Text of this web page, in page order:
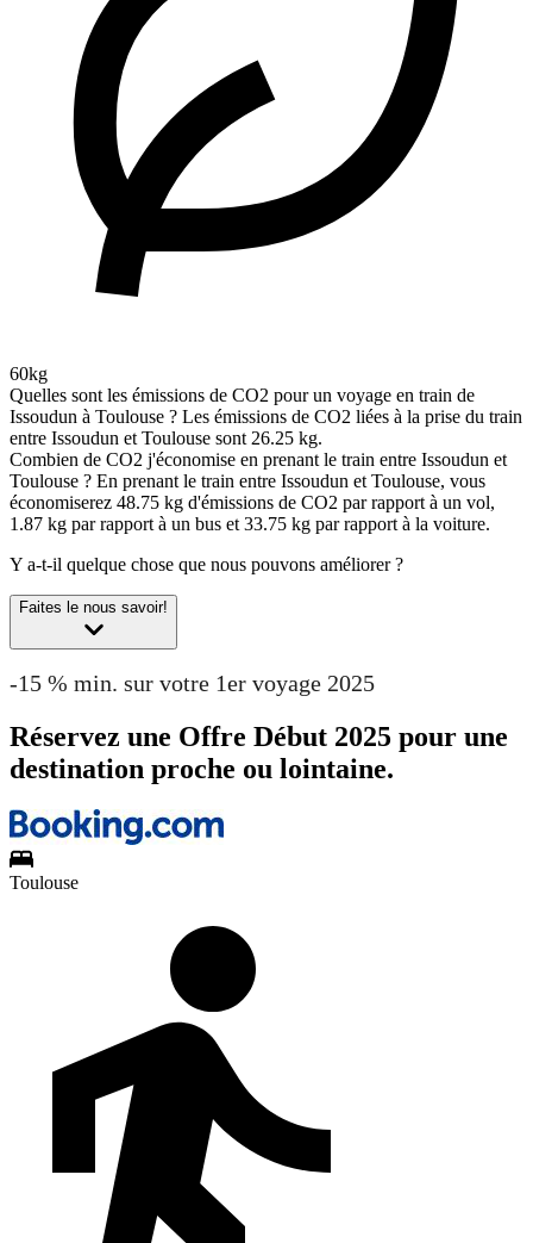
60kg
Quelles sont les émissions de CO2 pour un voyage en train de
Issoudun à Toulouse ? Les émissions de CO2 liées à la prise du train
entre Issoudun et Toulouse sont 26.25 kg.
Combien de CO2 j'économise en prenant le train entre Issoudun et
Toulouse ? En prenant le train entre Issoudun et Toulouse, vous
économiserez 48.75 kg d'émissions de CO2 par rapport à un vol,
1.87 kg par rapport à un bus et 33.75 kg par rapport à la voiture.
Y a-t-il quelque chose que nous pouvons améliorer ?
Faites le nous savoir!
-15 % min. sur votre 1er voyage 2025
Réservez une Offre Début 2025 pour une
destination proche ou lointaine.
Toulouse